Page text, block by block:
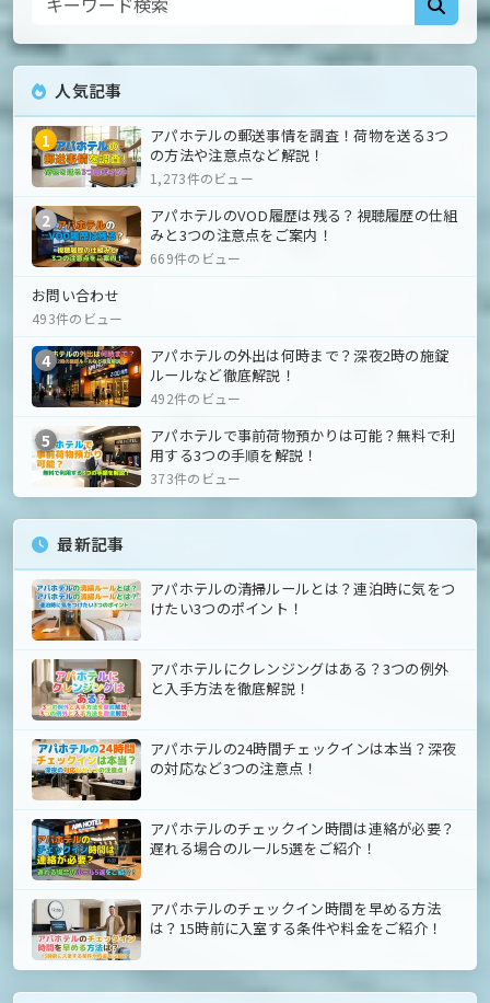
人気記事
1
アパホテルの郵送事情を調査！荷物を送る3つ
の方法や注意点など解説！
1,273件のビュー
2
アパホテルのVOD履歴は残る？視聴履歴の仕組
みと3つの注意点をご案内！
669件のビュー
お問い合わせ
493件のビュー
4
アパホテルの外出は何時まで？深夜2時の施錠
ルールなど徹底解説！
492件のビュー
5
アパホテルで事前荷物預かりは可能？無料で利
用する3つの手順を解説！
373件のビュー
最新記事
アパホテルの清掃ルールとは？連泊時に気をつ
けたい3つのポイント！
アパホテルにクレンジングはある？3つの例外
と入手方法を徹底解説！
アパホテルの24時間チェックインは本当？深夜
の対応など3つの注意点！
アパホテルのチェックイン時間は連絡が必要？
遅れる場合のルール5選をご紹介！
アパホテルのチェックイン時間を早める方法
は？15時前に入室する条件や料金をご紹介！